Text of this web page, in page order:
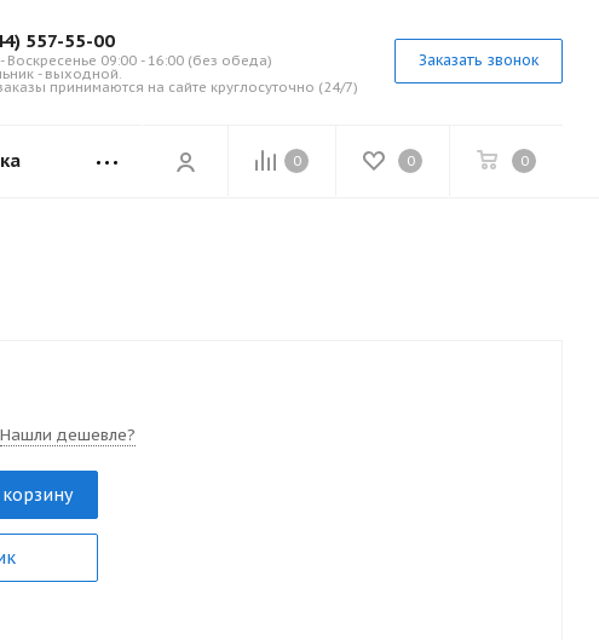
557-55-00
Воскресенье 09:00 - 16:00 (без обеда)
- выходной.
принимаются на сайте круглосуточно (24/7)
Заказать звонок
0 0 0
Нашли дешевле?